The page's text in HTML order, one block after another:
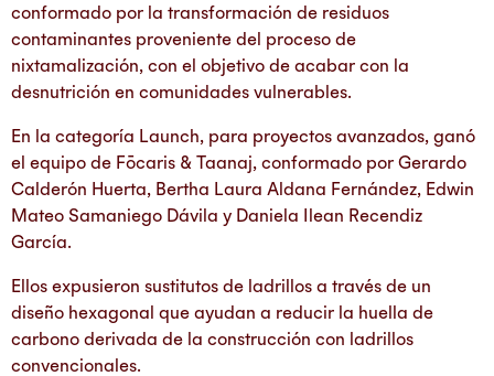
conformado por la transformación de residuos
contaminantes proveniente del proceso de
nixtamalización, con el objetivo de acabar con la
desnutrición en comunidades vulnerables.
En la categoría Launch, para proyectos avanzados, ganó
el equipo de Fōcaris & Taanaj, conformado por Gerardo
Calderón Huerta, Bertha Laura Aldana Fernández, Edwin
Mateo Samaniego Dávila y Daniela Ilean Recendiz
García.
Ellos expusieron sustitutos de ladrillos a través de un
diseño hexagonal que ayudan a reducir la huella de
carbono derivada de la construcción con ladrillos
convencionales.